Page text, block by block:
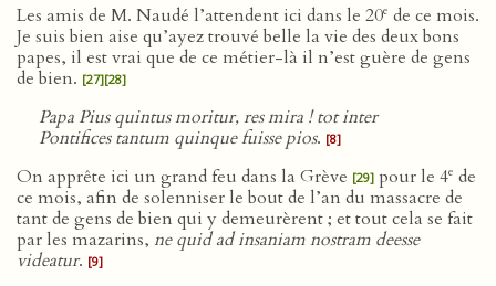
Les amis de M. Naudé l’attendent ici dans le 20e de ce mois.
Je suis bien aise qu’ayez trouvé belle la vie des deux bons
papes, il est vrai que de ce métier-là il n’est guère de gens
de bien. [27][28]
Papa Pius quintus moritur, res mira ! tot inter
Pontifices tantum quinque fuisse pios. [8]
On apprête ici un grand feu dans la Grève [29] pour le 4e de
ce mois, afin de solenniser le bout de l’an du massacre de
tant de gens de bien qui y demeurèrent ; et tout cela se fait
par les mazarins, ne quid ad insaniam nostram deesse
videatur. [9]